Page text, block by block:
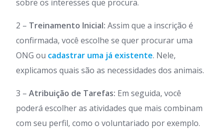
sobre os interesses que procura.
2 – Treinamento Inicial: Assim que a inscrição é
confirmada, você escolhe se quer procurar uma
ONG ou cadastrar uma já existente. Nele,
explicamos quais são as necessidades dos animais.
3 – Atribuição de Tarefas: Em seguida, você
poderá escolher as atividades que mais combinam
com seu perfil, como o voluntariado por exemplo.